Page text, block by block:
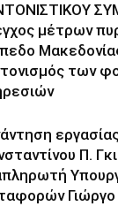
μέτρων
των
Π.